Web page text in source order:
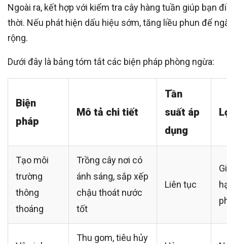
Ngoài ra, kết hợp với kiểm tra cây hàng tuần giúp bạn
thời. Nếu phát hiện dấu hiệu sớm, tăng liều phun để
rộng.
Dưới đây là bảng tóm tắt các biện pháp phòng ngừa:
Biện
pháp
Mô tả chi tiết
Tần
suất áp
dụng
Tạo môi
trường
thông
thoáng
Trồng cây nơi có
ánh sáng, sắp xếp
chậu thoát nước
tốt
Liên tục
Thu gom, tiêu hủy